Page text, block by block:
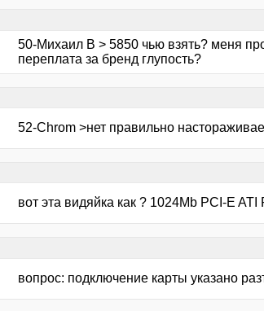
50-Михаил В > 5850 чью взять? меня
переплата за бренд глупость?
52-Chrom >нет правильно
вот эта видяйка как ? 1024Mb PCI-E
вопрос: подключение карты указано